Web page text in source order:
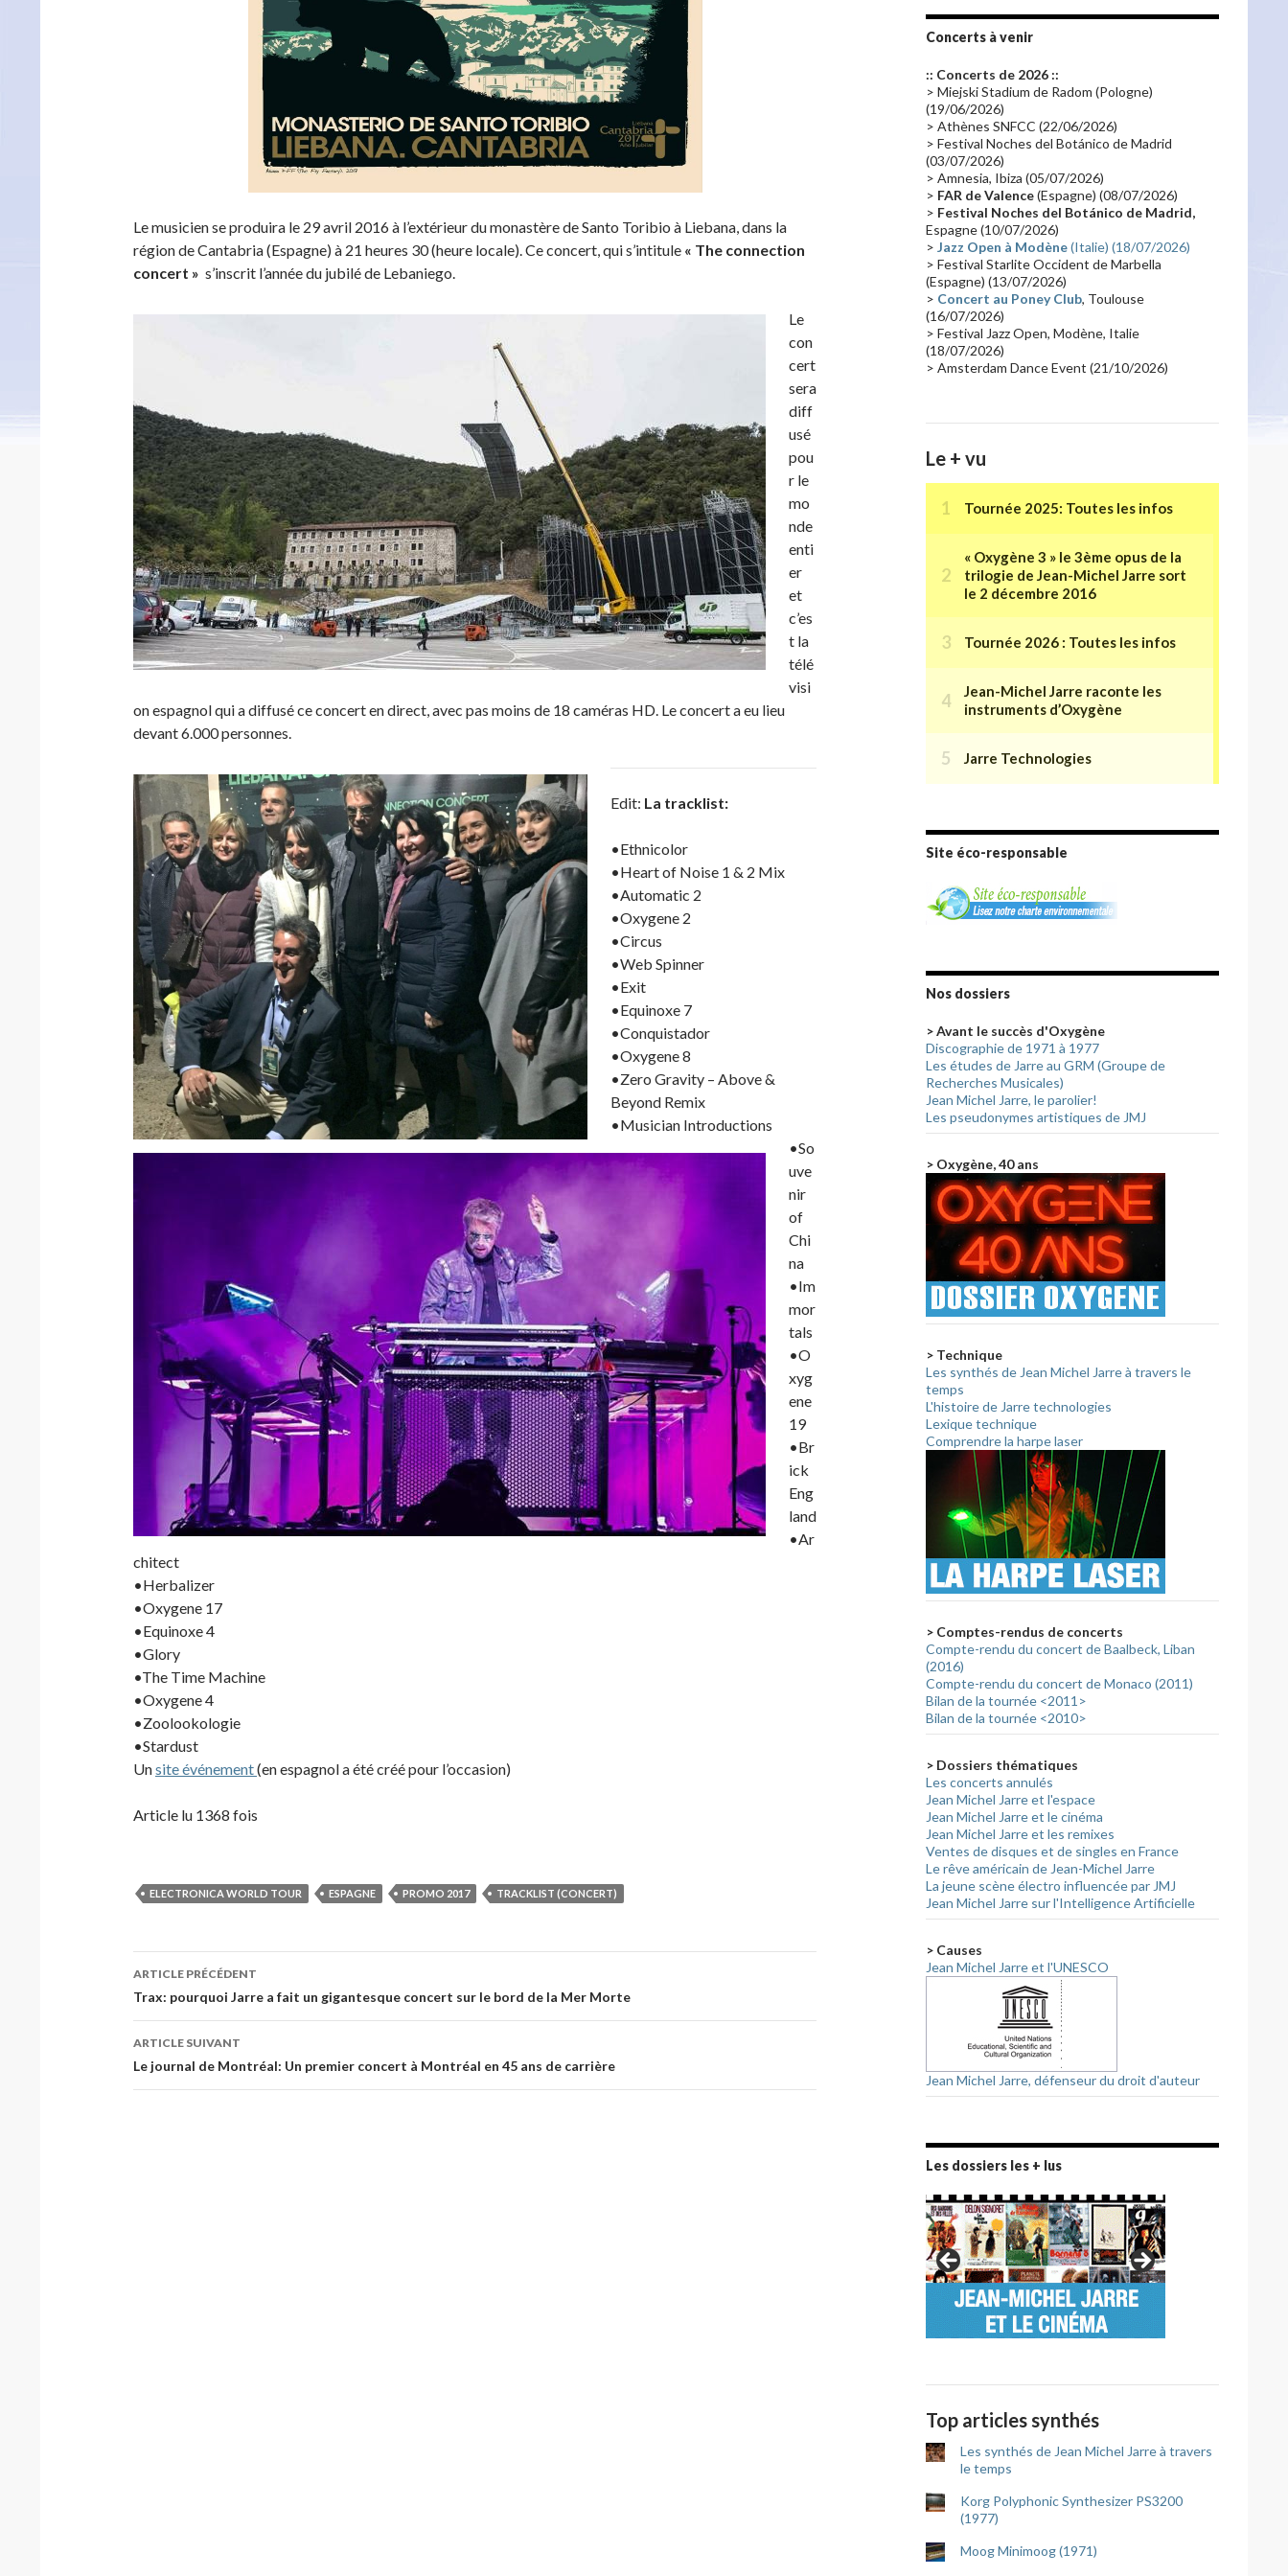
Le musicien se produira le 29 avril 2016 à l’extérieur du monastère de Santo Toribio à Liebana, dans la
région de Cantabria (Espagne) à 21 heures 30 (heure locale). Ce concert, qui s’intitule « The connection
concert » s’inscrit l’année du jubilé de Lebaniego.
Le
con
cert
sera
diff
usé
pou
r le
mo
nde
enti
er
et
c’es
t la
télé
visi
on espagnol qui a diffusé ce concert en direct, avec pas moins de 18 caméras HD. Le concert a eu lieu
devant 6.000 personnes.
Edit: La tracklist:
•Ethnicolor
•Heart of Noise 1 & 2 Mix
•Automatic 2
•Oxygene 2
•Circus
•Web Spinner
•Exit
•Equinoxe 7
•Conquistador
•Oxygene 8
•Zero Gravity – Above &
Beyond Remix
•Musician Introductions
•So
uve
nir
of
Chi
na
•Im
mor
tals
•O
xyg
ene
19
•Br
ick
Eng
land
•Ar
chitect
•Herbalizer
•Oxygene 17
•Equinoxe 4
•Glory
•The Time Machine
•Oxygene 4
•Zoolookologie
•Stardust
Unsite événement(en espagnol a été créé pour l’occasion)
Article lu 1368 fois
ELECTRONICA WORLD TOUR ESPAGNE PROMO 2017 TRACKLIST (CONCERT)
Navigation
des
articles
ARTICLE PRÉCÉDENT
Trax: pourquoi Jarre a fait un gigantesque concert sur le bord de la Mer Morte
ARTICLE SUIVANT
Le journal de Montréal: Un premier concert à Montréal en 45 ans de carrière
Promo 2019
Emissions 2010 Disques rares
Synthé 70's(20)
Claviériste(19) Groupe de Recherche Musicale
France 2 (18)
Critique(17) Coffret(17) Chronologie(16)
Passages radio(16)
Synthé 80's(16) Les concerts en Chine (16)
Cinéma(16) Houston
Synthé Roland Belgique
Récompense(14) Collaborations 70's(14)
Astronomie(14) France Inter(14)
Concerts à venir
:: Concerts de 2026 ::
> Miejski Stadium de Radom (Pologne)
(19/06/2026)
> Athènes SNFCC (22/06/2026)
> Festival Noches del Botánico de Madrid
(03/07/2026)
> Amnesia, Ibiza (05/07/2026)
> FAR de Valence(Espagne) (08/07/2026)
> Festival Noches del Botánico de Madrid,
Espagne (10/07/2026)
> Jazz Open à Modène(Italie) (18/07/2026)
> Festival Starlite Occident de Marbella
(Espagne) (13/07/2026)
> Concert au Poney Club, Toulouse
(16/07/2026)
> Festival Jazz Open, Modène, Italie
(18/07/2026)
> Amsterdam Dance Event (21/10/2026)
Le + vu
Site éco-responsable
Nos dossiers
> Avant le succès d'Oxygène
Discographie de 1971 à 1977
Les études de Jarre au GRM (Groupe de
Recherches Musicales)
Jean Michel Jarre, le parolier!
Les pseudonymes artistiques de JMJ
> Oxygène, 40 ans
> Technique
Les synthés de Jean Michel Jarre à travers le
temps
L'histoire de Jarre technologies
Lexique technique
Comprendre la harpe laser
> Comptes-rendus de concerts
Compte-rendu du concert de Baalbeck, Liban
(2016)
Compte-rendu du concert de Monaco (2011)
Bilan de la tournée <2011>
Bilan de la tournée <2010>
> Dossiers thématiques
Les concerts annulés
Jean Michel Jarre et l'espace
Jean Michel Jarre et le cinéma
Jean Michel Jarre et les remixes
Ventes de disques et de singles en France
Le rêve américain de Jean-Michel Jarre
La jeune scène électro influencée par JMJ
Jean Michel Jarre sur l'Intelligence Artificielle
> Causes
Jean Michel Jarre et l'UNESCO
Jean Michel Jarre, défenseur du droit d'auteur
Les dossiers les + lus
Top articles synthés
Les synthés de Jean Michel Jarre à travers
le temps
Korg Polyphonic Synthesizer PS3200
(1977)
Moog Minimoog (1971)